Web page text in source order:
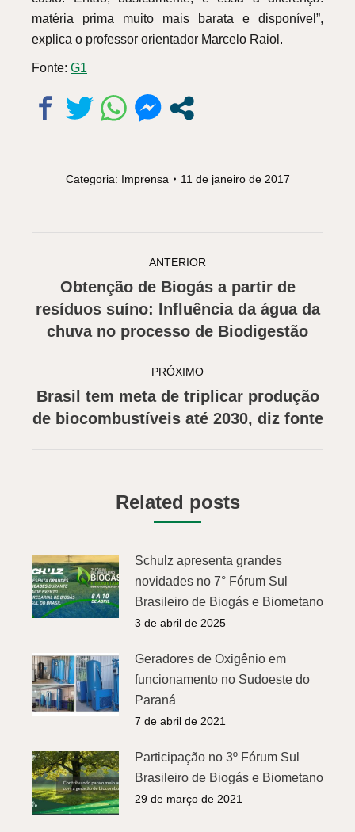
matéria prima muito mais barata e disponível”,
explica o professor orientador Marcelo Raiol.
Fonte: G1
Categoria: Imprensa 11 de janeiro de 2017
de
post:
ANTERIOR
Post
anterior:
Obtenção de Biogás a partir de
resíduos suíno: Influência da água da
chuva no processo de Biodigestão
PRÓXIMO
Próximo
post:
Brasil tem meta de triplicar produção
de biocombustíveis até 2030, diz fonte
Related posts
Schulz apresenta grandes
novidades no 7° Fórum Sul
Brasileiro de Biogás e Biometano
3 de abril de 2025
Geradores de Oxigênio em
funcionamento no Sudoeste do
Paraná
7 de abril de 2021
Participação no 3º Fórum Sul
Brasileiro de Biogás e Biometano
29 de março de 2021